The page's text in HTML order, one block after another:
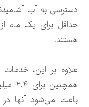
حداقل برای یک ماه
هستند.
علاوه بر این،
باعث می‌شود آنها در